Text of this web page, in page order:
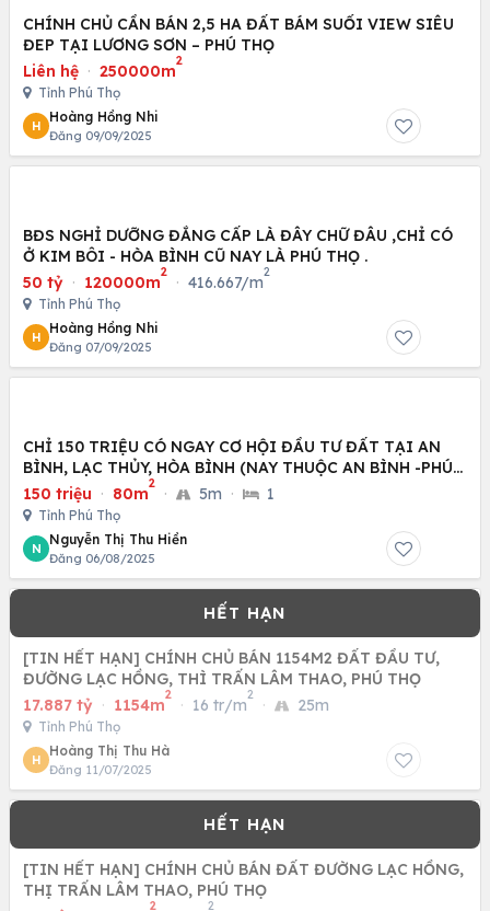
CHÍNH CHỦ CẦN BÁN 2,5 HA ĐẤT BÁM SUỐI VIEW SIÊU
ĐEP TẠI LƯƠNG SƠN – PHÚ THỌ
Liên hệ · 250000m
2
Tỉnh Phú Thọ
H
Hoàng Hồng Nhi
Đăng 09/09/2025
BĐS NGHỈ DƯỠNG ĐẲNG CẤP LÀ ĐÂY CHỮ ĐÂU ,CHỈ CÓ
Ở KIM BÔI - HÒA BÌNH CŨ NAY LÀ PHÚ THỌ .
50 tỷ · 120000m
2
· 416.667/m
2
Tỉnh Phú Thọ
H
Hoàng Hồng Nhi
Đăng 07/09/2025
CHỈ 150 TRIỆU CÓ NGAY CƠ HỘI ĐẦU TƯ ĐẤT TẠI AN
BÌNH, LẠC THỦY, HÒA BÌNH (NAY THUỘC AN BÌNH -PHÚ
THỌ)
150 triệu · 80m
2
· 5m · 1
Tỉnh Phú Thọ
N
Nguyễn Thị Thu Hiền
Đăng 06/08/2025
[TIN HẾT HẠN] CHÍNH CHỦ BÁN 1154M2 ĐẤT ĐẦU TƯ,
ĐƯỜNG LẠC HỒNG, THÌ TRẤN LÂM THAO, PHÚ THỌ
17.887 tỷ · 1154m
2
· 16 tr/m
2
· 25m
Tỉnh Phú Thọ
H
Hoàng Thị Thu Hà
Đăng 11/07/2025
[TIN HẾT HẠN] CHÍNH CHỦ BÁN ĐẤT ĐƯỜNG LẠC HỒNG,
THỊ TRẤN LÂM THAO, PHÚ THỌ
2 2